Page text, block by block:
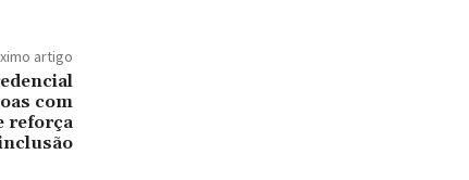
artigo
com
reforça